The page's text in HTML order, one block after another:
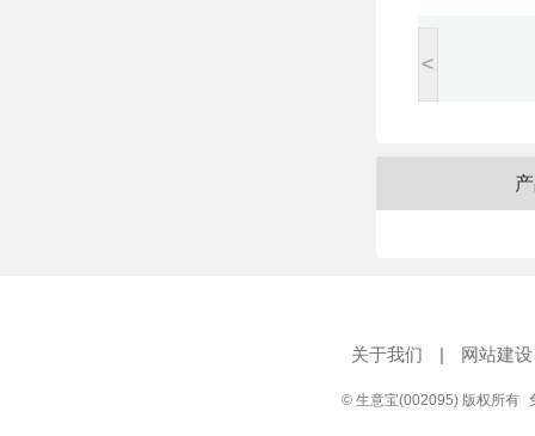
<
关于我们 | 网站建设
© 生意宝(002095) 版权所有